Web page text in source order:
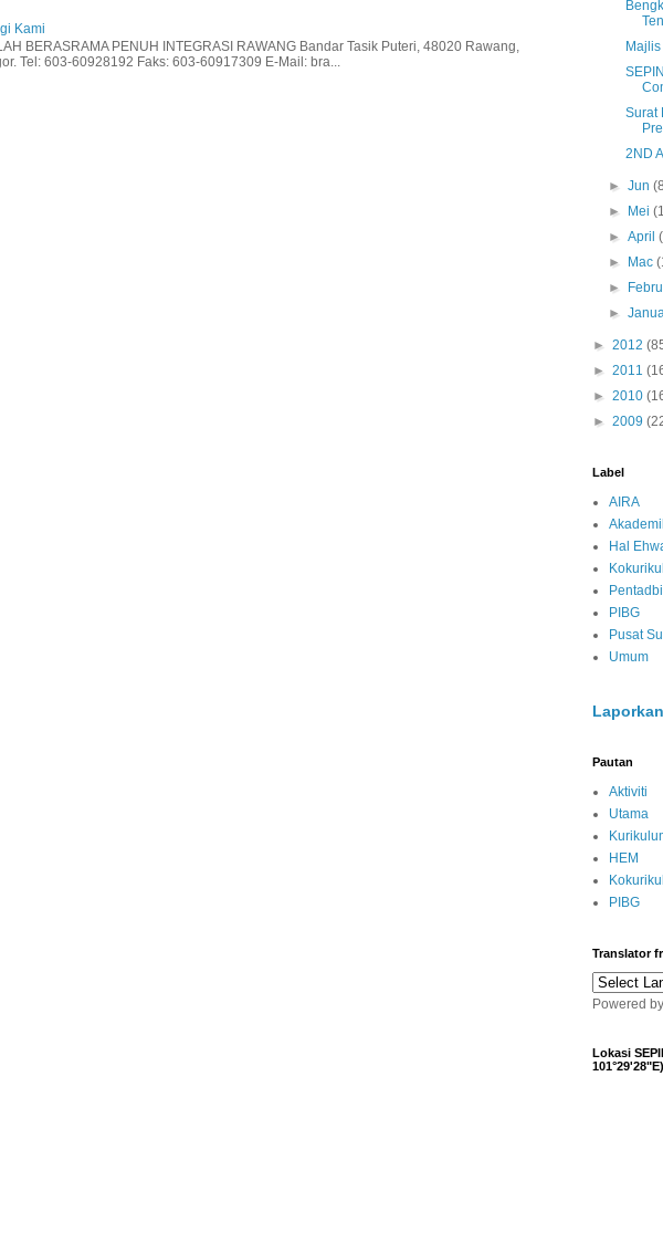
Kami
BERASRAMA PENUH INTEGRASI RAWANG Bandar Tasik Puteri, 48020 Rawang,
Tel: 603-60928192 Faks: 603-60917309 E-Mail: bra...
Surat
2ND
►Jun
►
Mei
►April
►
Mac
►
►
► 2012
► 2011
► 2010
► 2009
Label
AIRA
Hal
PIBG
Pusat
Umum
Pautan
Aktiviti
Utama
HEM
PIBG
Translator
Powered
Lokasi
101°29'28"E)